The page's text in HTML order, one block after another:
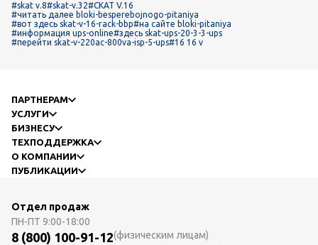
#skat v.8#skat-v.32#СКАТ V.16
#читать далее bloki-besperebojnogo-pitaniya
#вот здесь skat-v-16-rack-bbp#на сайте bloki-pitaniya
#информация ups-online#здесь skat-ups-20-3-3-ups
#перейти skat-v-220ac-800va-isp-5-ups#16 16 v
ПАРТНЕРАМ
УСЛУГИ
БИЗНЕСУ
ТЕХПОДДЕРЖКА
О КОМПАНИИ
ПУБЛИКАЦИИ
Отдел продаж
ПН-ПТ 9:00-18:00
8 (800) 100-91-12(физическим лицам)